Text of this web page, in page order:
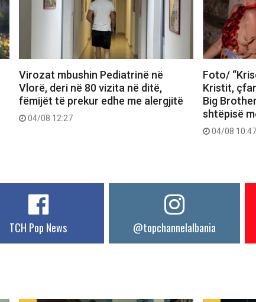
Virozat mbushin Pediatrinë në
Vlorë, deri në 80 vizita në ditë,
fëmijët të prekur edhe me alergjitë
04/08 12:27
Foto/
Kristit,
Big
shtëpisë
04/08 10:47
TCH Pop News @topchannelalbania